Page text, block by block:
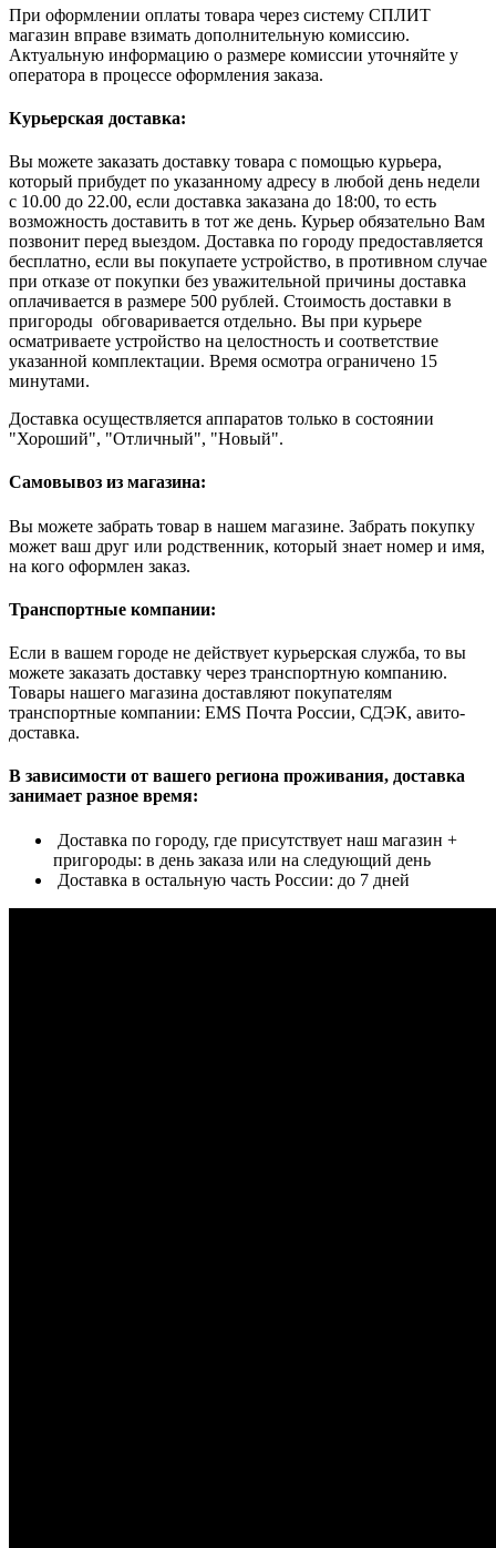
При оформлении оплаты товара через систему СПЛИТ
магазин вправе взимать дополнительную комиссию.
Актуальную информацию о размере комиссии уточняйте у
оператора в процессе оформления заказа.
Курьерская доставка:
Вы можете заказать доставку товара с помощью курьера,
который прибудет по указанному адресу в любой день недели
с 10.00 до 22.00, если доставка заказана до 18:00, то есть
возможность доставить в тот же день. Курьер обязательно Вам
позвонит перед выездом. Доставка по городу предоставляется
бесплатно, если вы покупаете устройство, в противном случае
при отказе от покупки без уважительной причины доставка
оплачивается в размере 500 рублей. Стоимость доставки в
пригороды обговаривается отдельно. Вы при курьере
осматриваете устройство на целостность и соответствие
указанной комплектации. Время осмотра ограничено 15
минутами.
Доставка осуществляется аппаратов только в состоянии
"Хороший", "Отличный", "Новый".
Самовывоз из магазина:
Вы можете забрать товар в нашем магазине. Забрать покупку
может ваш друг или родственник, который знает номер и имя,
на кого оформлен заказ.
Транспортные компании:
Если в вашем городе не действует курьерская служба, то вы
можете заказать доставку через транспортную компанию.
Товары нашего магазина доставляют покупателям
транспортные компании: EMS Почта России, СДЭК, авито-
доставка.
В зависимости от вашего региона проживания, доставка
занимает разное время:
Доставка по городу, где присутствует наш магазин +
пригороды: в день заказа или на следующий день
Доставка в остальную часть России: до 7 дней